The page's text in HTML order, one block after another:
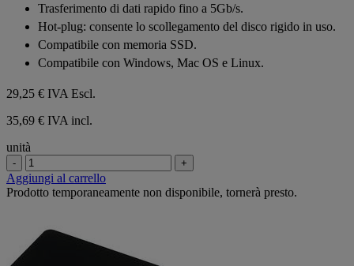
stelle.
Trasferimento di dati rapido fino a 5Gb/s.
Hot-plug: consente lo scollegamento del disco rigido in uso.
Compatibile con memoria SSD.
Compatibile con Windows, Mac OS e Linux.
29,25 € IVA Escl.
35,69 € IVA incl.
unità
- +
Aggiungi al carrello
Prodotto temporaneamente non disponibile, tornerà presto.